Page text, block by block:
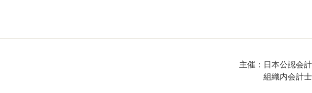
主催：日本公認会
組織内会計